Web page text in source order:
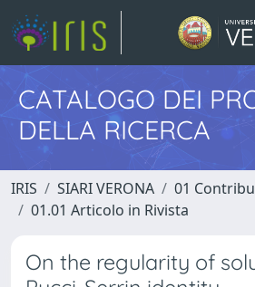
CATALOGO DEI
DELLA RICERCA
IRIS SIARI VERONA
01
01.01 Articolo in Rivista
On the regularity of